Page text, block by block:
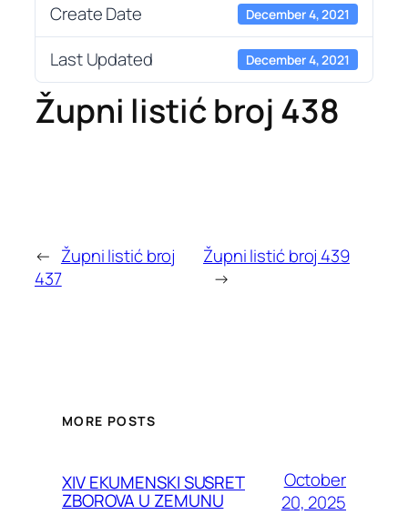
Create Date December 4, 2021
Last Updated December 4, 2021
Župni listić broj 438
← Župni listić broj
437
Župni listić broj 439
→
MORE POSTS
XIV EKUMENSKI SUSRET
ZBOROVA U ZEMUNU
October
20, 2025